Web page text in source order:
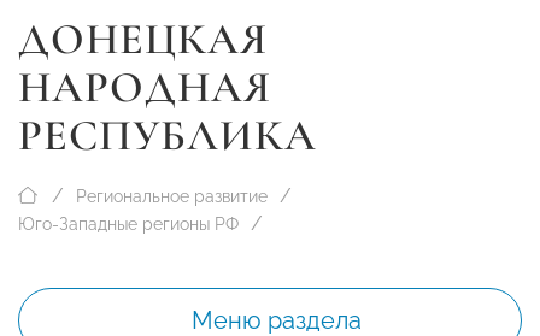
ДОНЕЦКАЯ
НАРОДНАЯ
РЕСПУБЛИКА
Региональное развитие
Юго-Западные регионы РФ
Меню раздела